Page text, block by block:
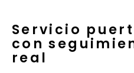
Servicio
con
real